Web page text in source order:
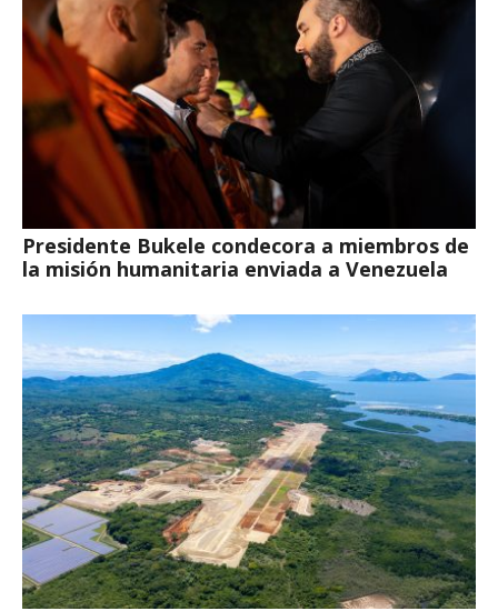
Presidente Bukele condecora a miembros de
la misión humanitaria enviada a Venezuela